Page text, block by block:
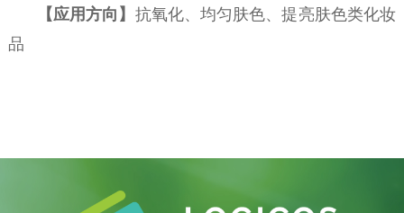
【应用方向】 抗氧化、均匀肤色、提亮肤色类化妆
品